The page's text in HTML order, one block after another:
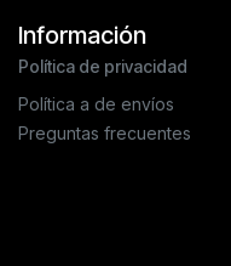
Información
Política de privacidad
Política a de envíos
Preguntas frecuentes